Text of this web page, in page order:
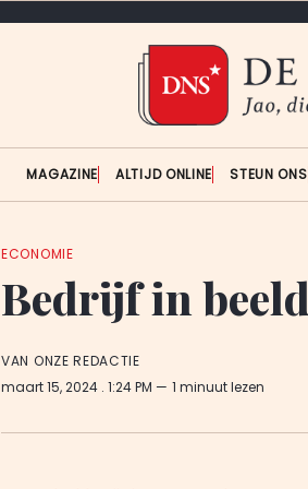
MAGAZINE ALTIJD ONLINE STEUN ONS
ECONOMIE
Bedrijf in beeld
VAN ONZE REDACTIE
maart 15, 2024 . 1:24 PM 1 minuut lezen